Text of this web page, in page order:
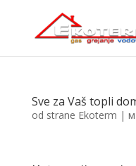
Sve za Vaš topli
od strane Ekoterm |